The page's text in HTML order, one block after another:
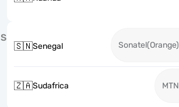
S
🇸🇳Senegal Sonatel(Orange)
🇿🇦Sudafrica MTN